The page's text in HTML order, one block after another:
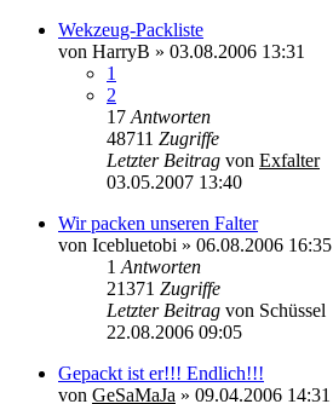
Wekzeug-Packliste
von HarryB » 03.08.2006 13:31
1
2
17 Antworten
48711 Zugriffe
Letzter Beitrag von Exfalter
03.05.2007 13:40
Wir packen unseren Falter
von Icebluetobi » 06.08.2006 16:35
1 Antworten
21371 Zugriffe
Letzter Beitrag von Schüssel
22.08.2006 09:05
Gepackt ist er!!! Endlich!!!
von GeSaMaJa » 09.04.2006 14:31